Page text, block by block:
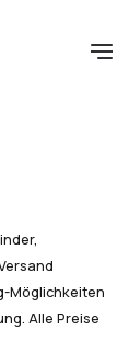
Möglichkeiten
Alle Preise